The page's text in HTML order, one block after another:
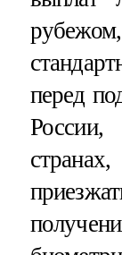
перед